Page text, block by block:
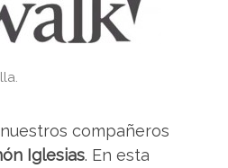
compañeros
Iglesias. En esta